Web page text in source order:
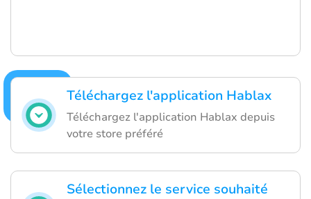
Téléchargez l'application Hablax
Téléchargez l'application Hablax depuis
votre store préféré
Sélectionnez le service souhaité